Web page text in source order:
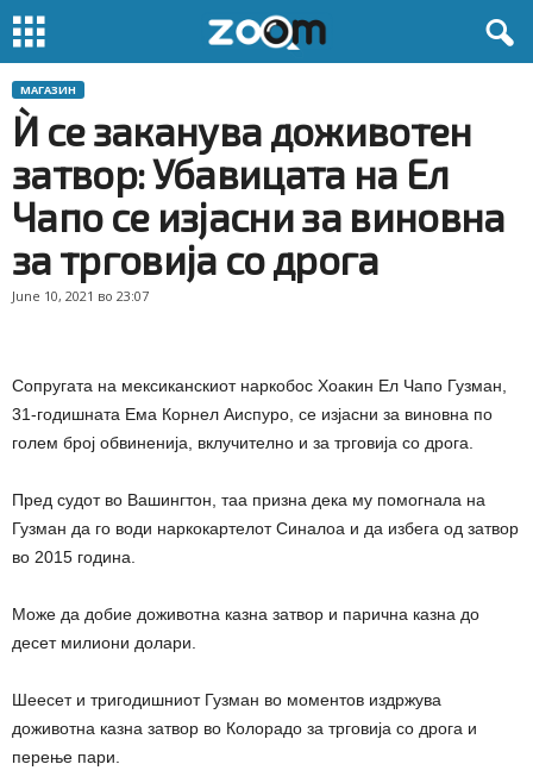
МАГАЗИН
Ѝ се заканува доживотен
затвор: Убавицата на Ел
Чапо се изјасни за виновна
за трговија со дрога
June 10, 2021 во 23:07
Сопругата на мексиканскиoт наркобос Хоакин Ел Чапо Гузман,
31-годишната Ема Корнел Аиспуро, се изјасни за виновна по
голем број обвиненија, вклучително и за трговија со дрога.
Пред судот во Вашингтон, таа призна дека му помогнала на
Гузман да го води наркокартелот Синалоа и да избега од затвор
во 2015 година.
Може да добие доживотна казна затвор и парична казна до
десет милиони долари.
Шеесет и тригодишниот Гузман во моментов издржува
доживотна казна затвор во Колорадо за трговија со дрога и
перење пари.